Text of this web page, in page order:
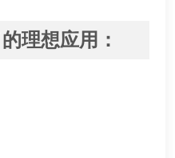
的理想应用 ：